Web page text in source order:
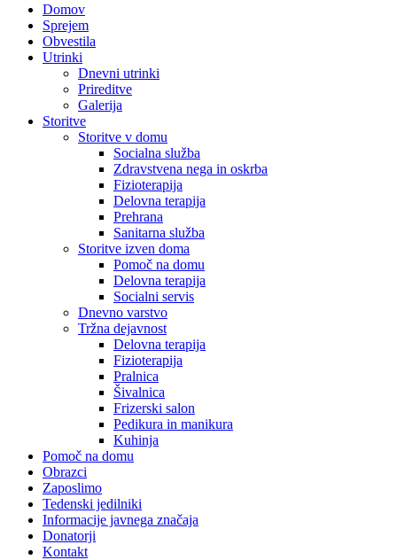
Domov
Sprejem
Obvestila
Utrinki
Dnevni utrinki
Prireditve
Galerija
Storitve
Storitve v domu
Socialna služba
Zdravstvena nega in oskrba
Fizioterapija
Delovna terapija
Prehrana
Sanitarna služba
Storitve izven doma
Pomoč na domu
Delovna terapija
Socialni servis
Dnevno varstvo
Tržna dejavnost
Delovna terapija
Fizioterapija
Pralnica
Šivalnica
Frizerski salon
Pedikura in manikura
Kuhinja
Pomoč na domu
Obrazci
Zaposlimo
Tedenski jedilniki
Informacije javnega značaja
Donatorji
Kontakt